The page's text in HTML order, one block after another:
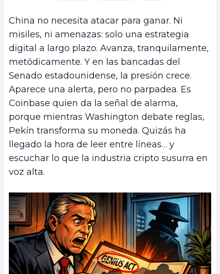
China no necesita atacar para ganar. Ni
misiles, ni amenazas: solo una estrategia
digital a largo plazo. Avanza, tranquilamente,
metódicamente. Y en las bancadas del
Senado estadounidense, la presión crece.
Aparece una alerta, pero no parpadea. Es
Coinbase quien da la señal de alarma,
porque mientras Washington debate reglas,
Pekín transforma su moneda. Quizás ha
llegado la hora de leer entre líneas… y
escuchar lo que la industria cripto susurra en
voz alta.